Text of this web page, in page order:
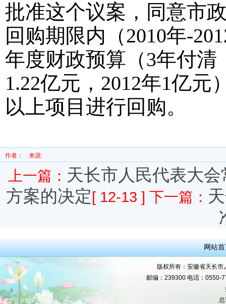
批准这个议案，同意市
回购期限内（2010年-
年度财政预算（3年付清
1.22亿元， 2012年1亿元
以上项目进行回购。
作者： 来源:
上一篇： 天长市人民代表大
方案的决定[ 12-13 ] 下一篇：
网站
版权所有：安徽省天长
邮编：239300 电话：0550-